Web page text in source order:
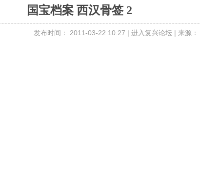
国宝档案 西汉骨签 2
发布时间： 2011-03-22 10:27 | 进入复兴论坛 | 来源：